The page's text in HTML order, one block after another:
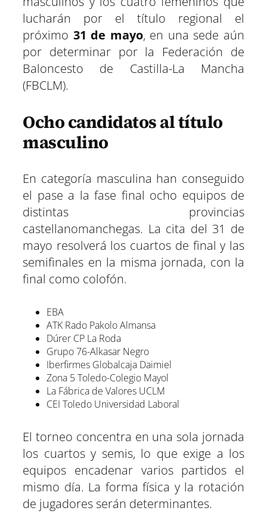
lucharán por el título regional el
próximo 31 de mayo, en una sede aún
por determinar por la Federación de
Baloncesto de Castilla-La Mancha
(FBCLM).
Ocho candidatos al título
masculino
En categoría masculina han conseguido
el pase a la fase final ocho equipos de
distintas provincias
castellanomanchegas. La cita del 31 de
mayo resolverá los cuartos de final y las
semifinales en la misma jornada, con la
final como colofón.
EBA
ATK Rado Pakolo Almansa
Dúrer CP La Roda
Grupo 76-Alkasar Negro
Iberfirmes Globalcaja Daimiel
Zona 5 Toledo-Colegio Mayol
La Fábrica de Valores UCLM
CEI Toledo Universidad Laboral
El torneo concentra en una sola jornada
los cuartos y semis, lo que exige a los
equipos encadenar varios partidos el
mismo día. La forma física y la rotación
de jugadores serán determinantes.